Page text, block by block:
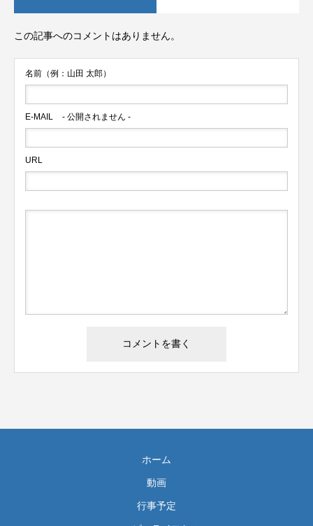
この記事へのコメントはありません。
名前（例：山田 太郎）
E-MAIL - 公開されません -
URL
ホーム
動画
行事予定